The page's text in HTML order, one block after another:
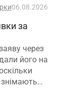
06.08.2026
за
через